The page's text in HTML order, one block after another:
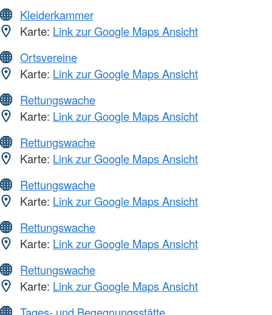
Kleiderkammer
Karte: Link zur Google Maps Ansicht
Ortsvereine
Karte: Link zur Google Maps Ansicht
Rettungswache
Karte: Link zur Google Maps Ansicht
Rettungswache
Karte: Link zur Google Maps Ansicht
Rettungswache
Karte: Link zur Google Maps Ansicht
Rettungswache
Karte: Link zur Google Maps Ansicht
Rettungswache
Karte: Link zur Google Maps Ansicht